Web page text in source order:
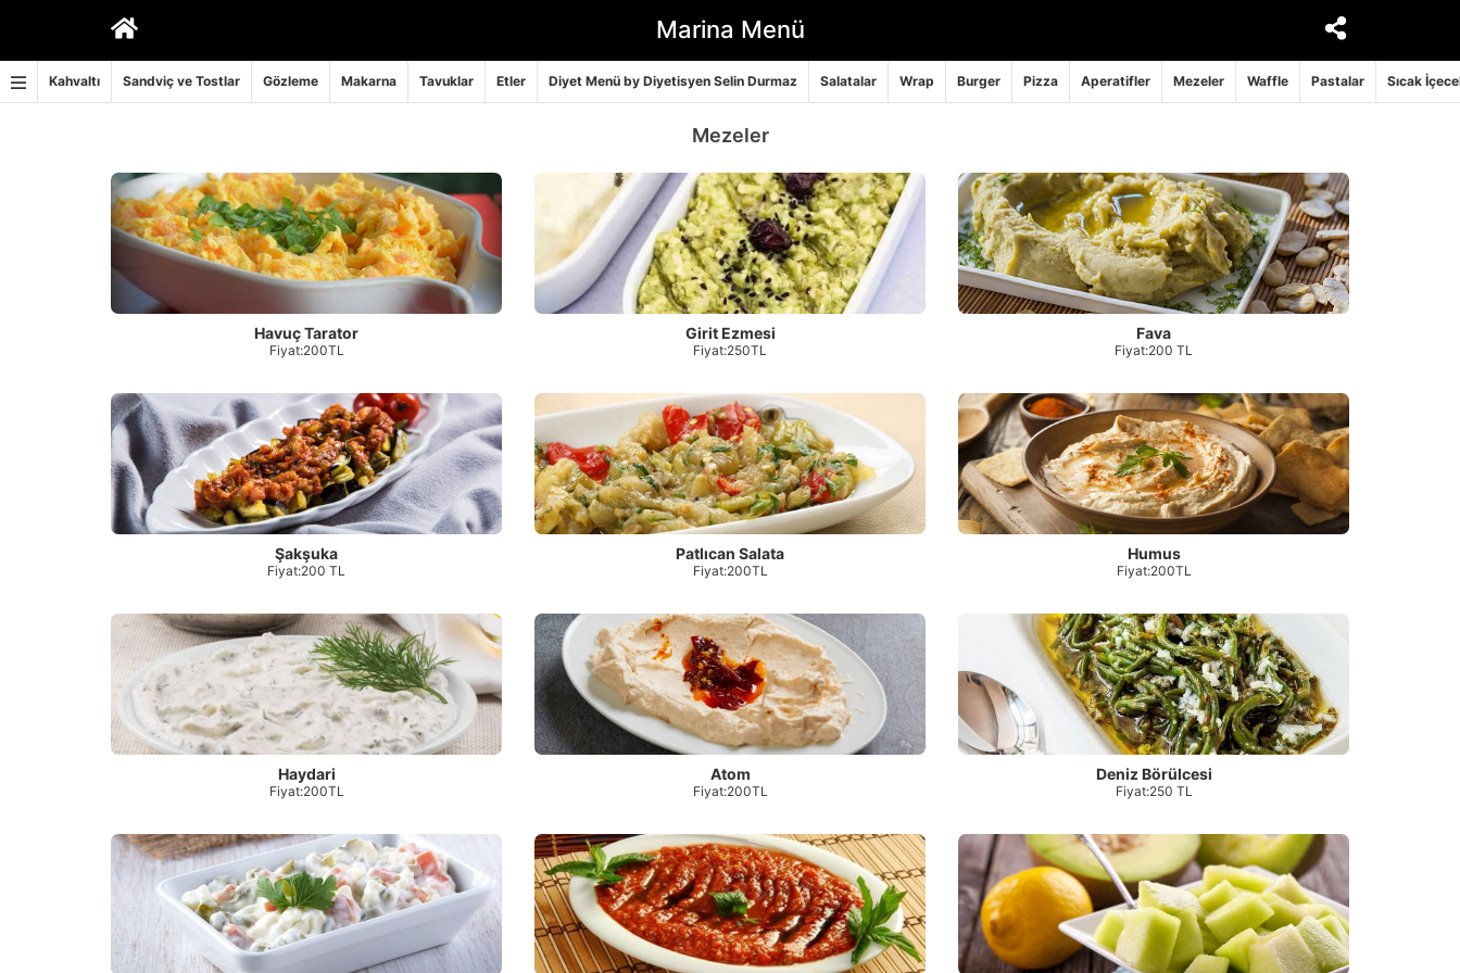
Marina Menü
Kahvaltı Sandviç ve Tostlar Gözleme Makarna Tavuklar Etler Diyet Menü by Diyetisyen Selin Durmaz Salatalar Wrap Burger Pizza Aperatifler Mezeler Waffle Pastalar Sıcak
Mezeler
Havuç Tarator
Fiyat:200TL
Girit Ezmesi
Fiyat:250TL
Fava
Fiyat:200 TL
Şakşuka
Fiyat:200 TL
Patlıcan Salata
Fiyat:200TL
Humus
Fiyat:200TL
Haydari
Fiyat:200TL
Atom
Fiyat:200TL
Deniz Börülcesi
Fiyat:250 TL